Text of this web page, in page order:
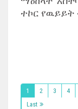
ተኮር የዉይይት
1 2 3 4
Last